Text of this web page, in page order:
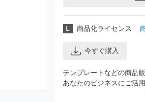
L 商品化ライセンス
今すぐ購入
テンプレートなどの商品
あなたのビジネスにご活用